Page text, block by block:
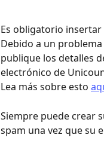
Es obligatorio
Debido a un
publique los detalles
electrónico de
Lea más sobre esto
Siempre puede crear
spam una vez que su